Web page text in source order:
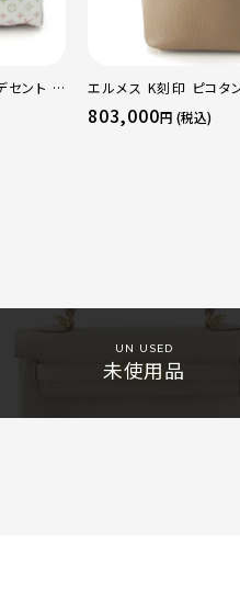
セント キ
ンバッ
エルメス K刻印 ピコタ
トリヨン ハンドバッグ
トゥープ
803,000円 (税込)
UN USED
未使用品